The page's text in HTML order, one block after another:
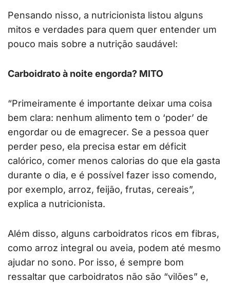
Pensando nisso, a nutricionista listou alguns
mitos e verdades para quem quer entender um
pouco mais sobre a nutrição saudável:
Carboidrato à noite engorda? MITO
“Primeiramente é importante deixar uma coisa
bem clara: nenhum alimento tem o ‘poder’ de
engordar ou de emagrecer. Se a pessoa quer
perder peso, ela precisa estar em déficit
calórico, comer menos calorias do que ela gasta
durante o dia, e é possível fazer isso comendo,
por exemplo, arroz, feijão, frutas, cereais”,
explica a nutricionista.
Além disso, alguns carboidratos ricos em fibras,
como arroz integral ou aveia, podem até mesmo
ajudar no sono. Por isso, é sempre bom
ressaltar que carboidratos não são “vilões” e,